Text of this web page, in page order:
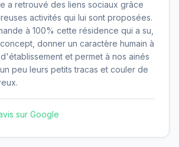
a retrouvé des liens sociaux grâce
activités qui lui sont proposées.
à 100% cette résidence qui a su,
donner un caractère humain à
et permet à nos ainés
peu leurs petits tracas et couler de
sur Google